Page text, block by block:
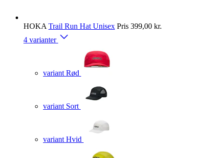
HOKA Trail Run Hat Unisex Pris 399,00 kr.
4 varianter
variant Rød
variant Sort
variant Hvid